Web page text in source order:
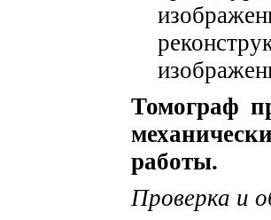
Томограф
работы.
Проверка и